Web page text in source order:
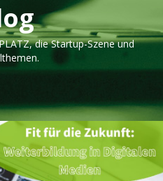
die Startup-Szene und